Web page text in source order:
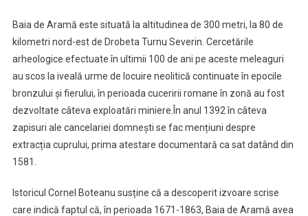
Baia de Aramă este situată la altitudinea de 300 metri, la 80 de
kilometri nord-est de Drobeta Turnu Severin. Cercetările
arheologice efectuate în ultimii 100 de ani pe aceste meleaguri
au scos la iveală urme de locuire neolitică continuate în epocile
bronzului și fierului, în perioada cuceririi romane în zonă au fost
dezvoltate câteva exploatări miniere.În anul 1392 în câteva
zapisuri ale cancelariei domnești se fac mențiuni despre
extracția cuprului, prima atestare documentară ca sat datând din
1581.
Istoricul Cornel Boteanu susține că a descoperit izvoare scrise
care indică faptul că, în perioada 1671-1863, Baia de Aramă avea